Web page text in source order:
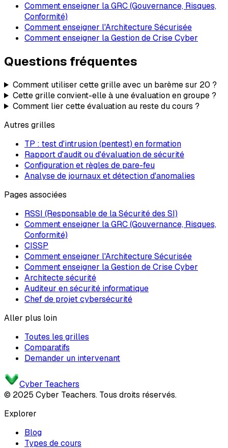
Comment enseigner la GRC (Gouvernance, Risques,
Conformité)
Comment enseigner l'Architecture Sécurisée
Comment enseigner la Gestion de Crise Cyber
Questions fréquentes
Comment utiliser cette grille avec un barème sur 20 ?
Cette grille convient-elle à une évaluation en groupe ?
Comment lier cette évaluation au reste du cours ?
Autres grilles
TP : test d'intrusion (pentest) en formation
Rapport d'audit ou d'évaluation de sécurité
Configuration et règles de pare-feu
Analyse de journaux et détection d'anomalies
Pages associées
RSSI (Responsable de la Sécurité des SI)
Comment enseigner la GRC (Gouvernance, Risques,
Conformité)
CISSP
Comment enseigner l'Architecture Sécurisée
Comment enseigner la Gestion de Crise Cyber
Architecte sécurité
Auditeur en sécurité informatique
Chef de projet cybersécurité
Aller plus loin
Toutes les grilles
Comparatifs
Demander un intervenant
Cyber Teachers
© 2025 Cyber Teachers. Tous droits réservés.
Explorer
Blog
Types de cours